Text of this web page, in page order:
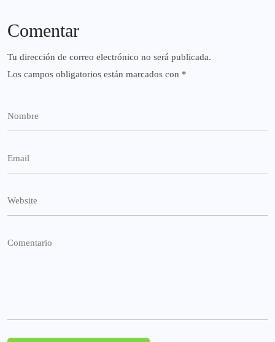
Comentar
Tu dirección de correo electrónico no será publicada.
Los campos obligatorios están marcados con *